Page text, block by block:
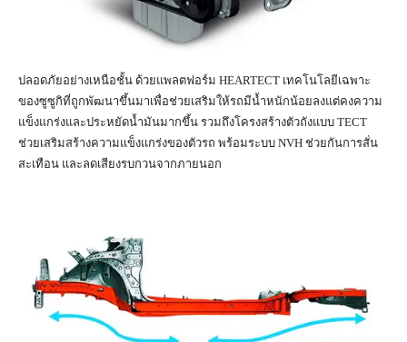
ปลอดภัยอย่างเหนือชั้น ด้วยแพลตฟอร์ม HEARTECT เทคโนโลยีเฉพาะ
ของซูซูกิที่ถูกพัฒนาขึ้นมาเพื่อช่วยเสริมให้รถมีน้ำหนักน้อยลงแต่คงความ
แข็งแกร่งและประหยัดน้ำมันมากขึ้น รวมถึงโครงสร้างตัวถังแบบ TECT
ช่วยเสริมสร้างความแข็งแกร่งของตัวรถ พร้อมระบบ NVH ช่วยกันการสั่น
สะเทือน และลดเสียงรบกวนจากภายนอก